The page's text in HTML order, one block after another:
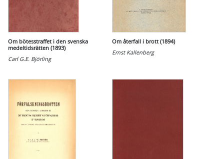
Om bötesstraffet i den svenska
medeltidsrätten (1893)
Carl G.E. Björling
Om återfall i brott (1894)
Ernst Kallenberg